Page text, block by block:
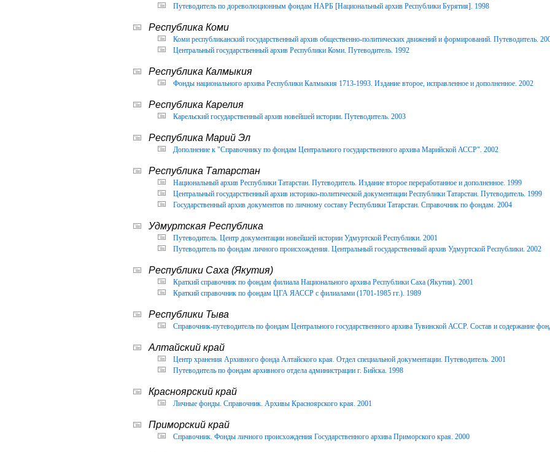
Путеводитель по дореволюционным фондам НАРБ [Национальный архив Республики Бурятия]. 1998
Республика Коми
Коми республиканский государственный архив общественно-политических движений и формирований. Путеводитель.
Центральный государственный архив Республики Коми. Путеводитель. 1992
Республика Калмыкия
Фонды национального архива Республики Калмыкия 1713-1993. Издание второе, исправленное и дополненное. 2002
Республика Карелия
Карельский государственный архив новейшей истории. Путеводитель. 2003
Республика Марий Эл
Дополнение к "Справочнику по фондам Центрального государственного архива Марийской АССР". 2002
Республика Татарстан
Национальный архив Республики Татарстан. Путеводитель. Издание второе переработанное и дополненное. 1999
Центральный государственный архив историко-политической документации Республики Татарстан. Путеводитель. 1999
Государственный архив документов по личному составу Республики Татарстан. Справочник по фондам. 2004
Удмуртская Республика
Путеводитель. Центр документации новейшей истории Удмуртской Республики. 2001
Путеводитель по фондам личного происхождения. Центральный государственный архив Удмуртской Республики. 2002
Республики Саха (Якутия)
Краткий справочник по фондам филиала Национального архива Республики Саха (Якутия). 2001
Краткий справочник по фондам ЦГА ЯАССР с филиалами (1701-1985 гг.). 1989
Республики Тыва
Справочник-путеводитель по фондам Центрального государственного архива Тувинской АССР. Состав и содержание
Алтайский край
Центр хранения Архивного фонда Алтайского края. Отдел специальной документации. Путеводитель. 2001
Путеводитель по фондам архивного отдела администрации г. Бийска. 1998
Красноярский край
Личные фонды. Справочник. Архивы Красноярского края. 2001
Приморский край
Справочник. Фонды личного происхождения Государственного архива Приморского края. 2000